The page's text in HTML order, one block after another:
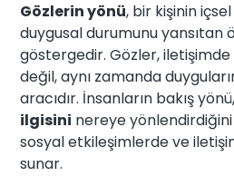
Gözlerin yönü, bir kişinin içsel
duygusal durumunu yansıtan
göstergedir. Gözler,
değil, aynı zamanda
aracıdır. İnsanların bakış
ilgisini nereye
sosyal etkileşimlerde ve
sunar.